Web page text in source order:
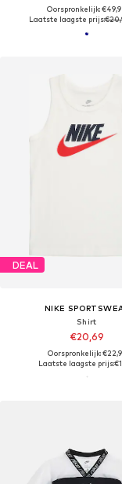
Oorspronkelijk:
Laatste laagste prijs:
DEAL
NIKE
Shirt
€20,69
Oorspronkelijk:
Laatste laagste prijs: